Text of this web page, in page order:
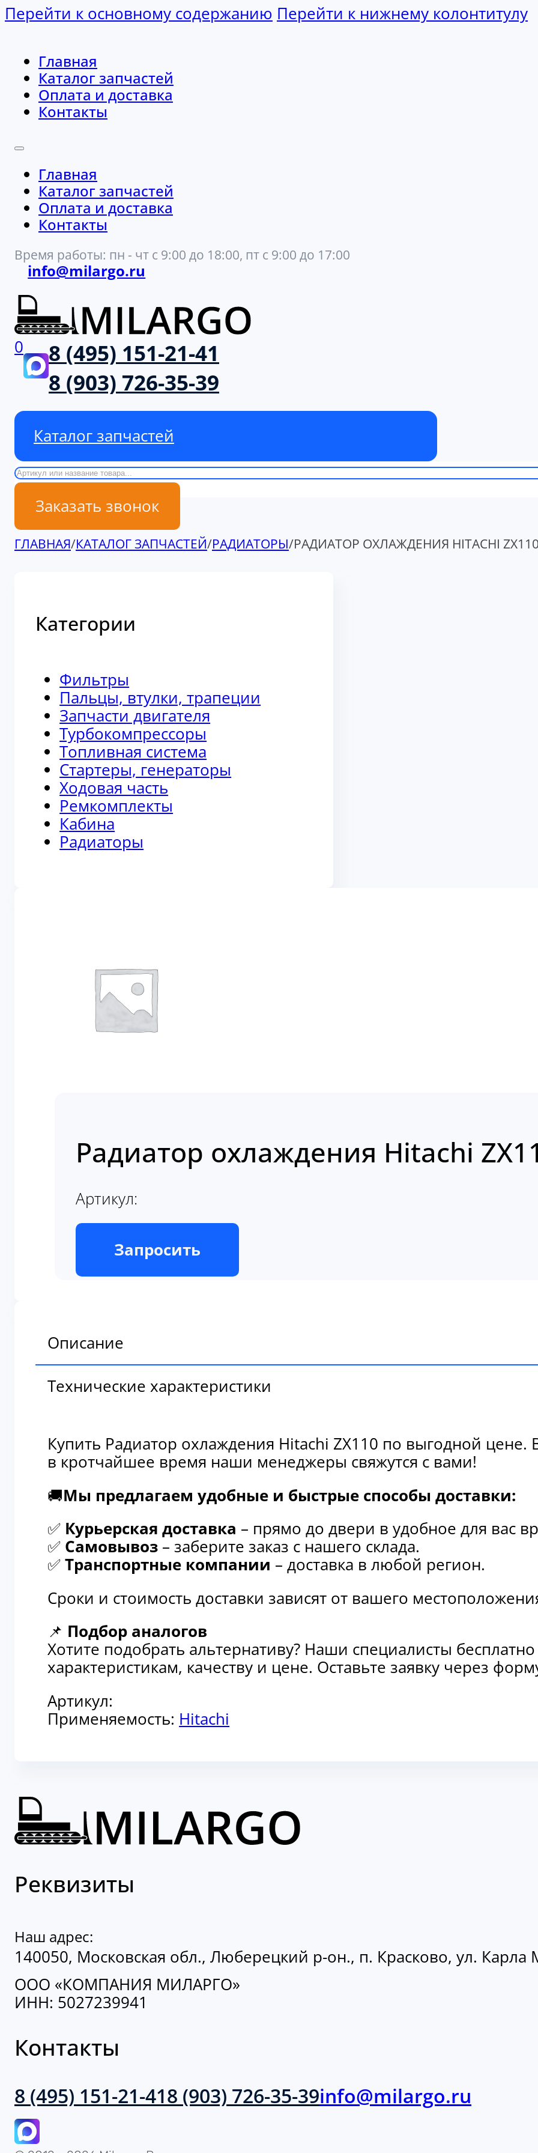
Перейти к основному содержанию Перейти к нижнему колонтитулу
Главная
Каталог запчастей
Оплата и доставка
Контакты
Главная
Каталог запчастей
Оплата и доставка
Контакты
Время работы: пн - чт с 9:00 до 18:00, пт с 9:00 до 17:00
info@milargo.ru
0
8 (495) 151-21-41
8 (903) 726-35-39
Каталог запчастей
Поиск
Заказать звонок
ГЛАВНАЯ/КАТАЛОГ ЗАПЧАСТЕЙ/РАДИАТОРЫ/РАДИАТОР ОХЛАЖДЕНИЯ HITACHI
Категории
Фильтры
Пальцы, втулки, трапеции
Запчасти двигателя
Турбокомпрессоры
Топливная система
Стартеры, генераторы
Ходовая часть
Ремкомплекты
Кабина
Радиаторы
Радиатор охлаждения Hitachi
Артикул:
В наличии
Запросить
Описание
Технические характеристики
Купить Радиатор охлаждения Hitachi ZX110 по выгодной
в кротчайшее время наши менеджеры свяжутся с вами!
🚚Мы предлагаем удобные и быстрые способы доставки:
✅ Курьерская доставка – прямо до двери в удобное для вас
✅ Самовывоз – заберите заказ с нашего склада.
✅ Транспортные компании – доставка в любой регион.
Сроки и стоимость доставки зависят от вашего
📌 Подбор аналогов
Хотите подобрать альтернативу? Наши специалисты
характеристикам, качеству и цене. Оставьте заявку через
Артикул:
Применяемость: Hitachi
Реквизиты
Наш адрес:
140050, Московская обл., Люберецкий р-он., п. Красково, ул. Карла
ООО «КОМПАНИЯ МИЛАРГО»
ИНН: 5027239941
Контакты
8 (495) 151-21-418 (903) 726-35-39info@milargo.ru